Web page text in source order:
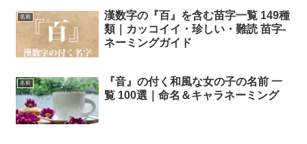
名前
漢数字の『百』を含む苗字一覧 149種
類｜カッコイイ・珍しい・難読 苗字-
ネーミングガイド
名前
『音』の付く和風な女の子の名前 一
覧 100選｜命名＆キャラネーミング